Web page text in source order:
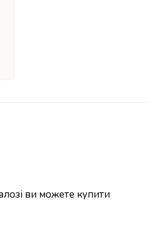
ви можете купити